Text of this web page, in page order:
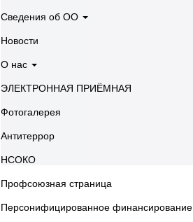
Сведения об ОО
Новости
О нас
ЭЛЕКТРОННАЯ ПРИЁМНАЯ
Фотогалерея
Антитеррор
НСОКО
Профсоюзная страница
Персонифицированное финансирование